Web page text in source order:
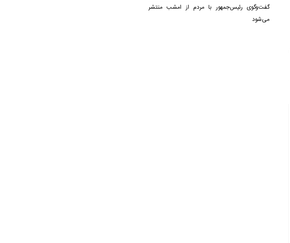
گفت‌وگوی رئیس‌جمهور با مردم از امشب منتشر
می‌شود